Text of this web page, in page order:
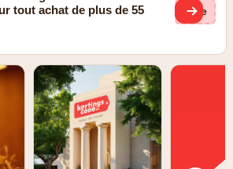
tout achat de plus de 55
(ge